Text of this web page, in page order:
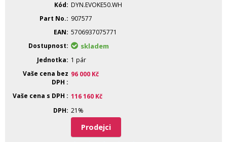
Kód
DYN.EVOKE50.WH
Part No.
907577
EAN 5706937075771
Dostupnost
skladem
Jednotka
1 pár
Vaše cena bez
DPH
96 000 Kč
Vaše cena s DPH 116 160 Kč
DPH 21%
Prodejci